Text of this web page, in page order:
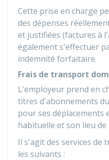
Cette prise en charge
des dépenses
et justifiées (factures à
également s'effectuer
indemnité forfaitaire.
Frais de transport
L'employeur prend en
titres d'abonnements
pour ses déplacements
habituelle et son lieu de
Il s'agit des services de
les suivants :